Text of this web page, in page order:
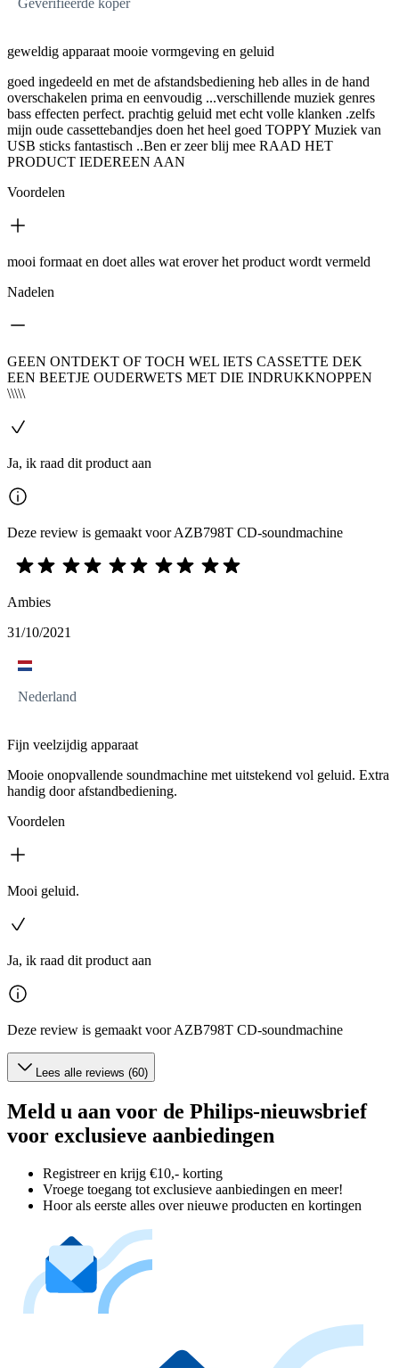
geweldig apparaat mooie vormgeving en geluid
goed ingedeeld en met de afstandsbediening heb alles in de hand
overschakelen prima en eenvoudig ...verschillende muziek genres
bass effecten perfect. prachtig geluid met echt volle klanken .zelfs
mijn oude cassettebandjes doen het heel goed TOPPY Muziek van
USB sticks fantastisch ..Ben er zeer blij mee RAAD HET
PRODUCT IEDEREEN AAN
Voordelen
mooi formaat en doet alles wat erover het product wordt vermeld
Nadelen
GEEN ONTDEKT OF TOCH WEL IETS CASSETTE DEK
EEN BEETJE OUDERWETS MET DIE INDRUKKNOPPEN
\\\\\
Ja, ik raad dit product aan
Deze review is gemaakt voor AZB798T CD-soundmachine
Ambies
31/10/2021
Nederland
Fijn veelzijdig apparaat
Mooie onopvallende soundmachine met uitstekend vol geluid. Extra
handig door afstandbediening.
Voordelen
Mooi geluid.
Ja, ik raad dit product aan
Deze review is gemaakt voor AZB798T CD-soundmachine
Lees alle reviews (60)
Meld u aan voor de Philips-nieuwsbrief
voor exclusieve aanbiedingen
Registreer en krijg €10,- korting
Vroege toegang tot exclusieve aanbiedingen en meer!
Hoor als eerste alles over nieuwe producten en kortingen